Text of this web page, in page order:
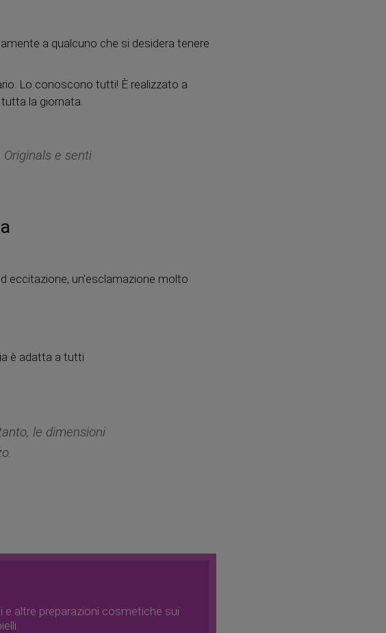
a qualcuno che si desidera tenere
Lo conoscono tutti! È realizzato a
la giornata.
e senti
eccitazione, un'esclamazione molto
è adatta a tutti
le dimensioni
e altre preparazioni cosmetiche sui